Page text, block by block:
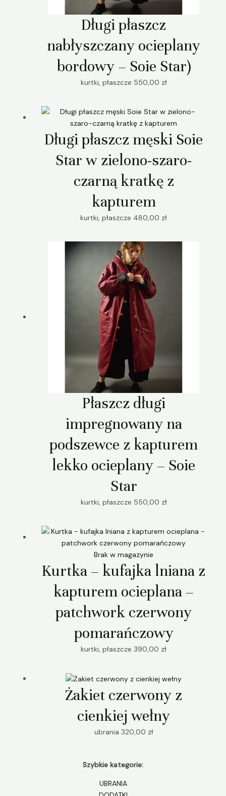
Długi płaszcz
nabłyszczany ocieplany
bordowy – Soie Star)
kurtki, płaszcze 550,00 zł
Długi płaszcz męski Soie
Star w zielono-szaro-
czarną kratkę z
kapturem
kurtki, płaszcze 480,00 zł
Płaszcz długi
impregnowany na
podszewce z kapturem
lekko ocieplany – Soie
Star
kurtki, płaszcze 550,00 zł
Brak w magazynie
Kurtka – kufajka lniana z
kapturem ocieplana –
patchwork czerwony
pomarańczowy
kurtki, płaszcze 390,00 zł
Żakiet czerwony z
cienkiej wełny
ubrania 320,00 zł
Szybkie kategorie:
UBRANIA